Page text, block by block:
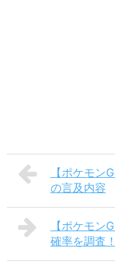
【ポケモン
の言及内容
【ポケモン
確率を調査